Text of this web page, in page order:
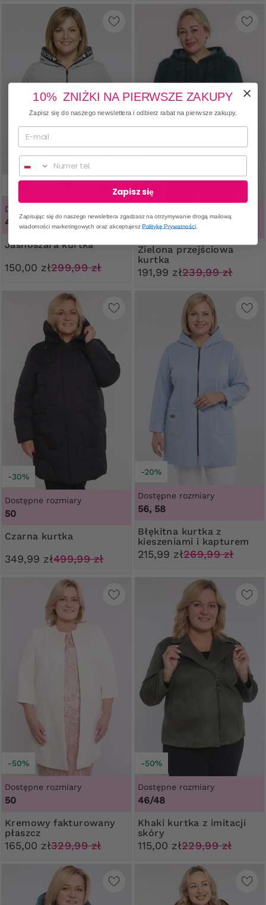
-50%
Dostępne rozmiary
48
Jasnoszara kurtka
150,00 zł299,99 zł
-20%
Dostępne rozmiary
50, 52
Zielona przejściowa
kurtka
191,99 zł239,99 zł
-30%
Dostępne rozmiary
50
Czarna kurtka
349,99 zł499,99 zł
-20%
Dostępne rozmiary
56, 58
Błękitna kurtka z
kieszeniami i kapturem
215,99 zł269,99 zł
-50%
Dostępne rozmiary
50
Kremowy fakturowany
płaszcz
165,00 zł329,99 zł
-50%
Dostępne rozmiary
46/48
Khaki kurtka z imitacji
skóry
115,00 zł229,99 zł
10% ZNIŻKI NA PIERWSZE ZAKUPY
Zapisz się do naszego newslettera i odbierz rabat na pierwsze zakupy.
Numer telefonu
Zapisz się
Zapisując się do naszego newslettera zgadzasz na otrzymywanie drogą mailową
wiadomości marketingowych oraz akceptujeszPolitykę Prywatności.